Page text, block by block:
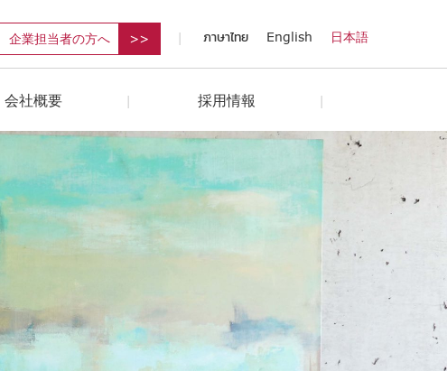
企業担当者の方へ ภาษาไทย English 日本語
会社概要 採用情報